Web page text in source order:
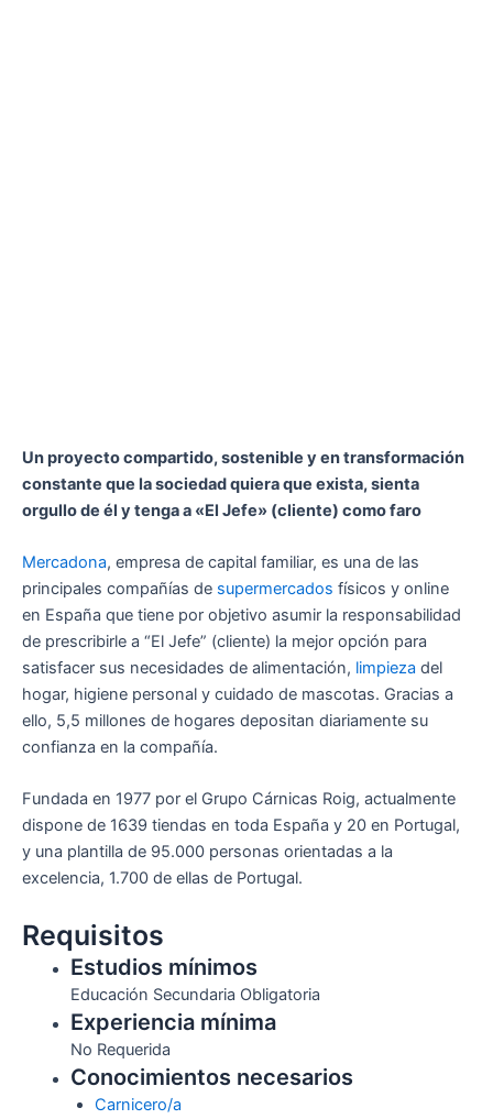
Un proyecto compartido, sostenible y en transformación
constante que la sociedad quiera que exista, sienta
orgullo de él y tenga a «El Jefe» (cliente) como faro
Mercadona, empresa de capital familiar, es una de las
principales compañías de supermercados físicos y online
en España que tiene por objetivo asumir la responsabilidad
de prescribirle a “El Jefe” (cliente) la mejor opción para
satisfacer sus necesidades de alimentación, limpieza del
hogar, higiene personal y cuidado de mascotas. Gracias a
ello, 5,5 millones de hogares depositan diariamente su
confianza en la compañía.
Fundada en 1977 por el Grupo Cárnicas Roig, actualmente
dispone de 1639 tiendas en toda España y 20 en Portugal,
y una plantilla de 95.000 personas orientadas a la
excelencia, 1.700 de ellas de Portugal.
Requisitos
Estudios mínimos
Educación Secundaria Obligatoria
Experiencia mínima
No Requerida
Conocimientos necesarios
Carnicero/a